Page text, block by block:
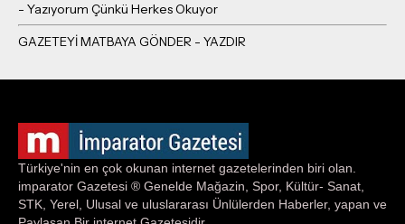
- Yazıyorum Çünkü Herkes Okuyor
Türkiye'nin en çok okunan internet gazetelerinden biri olan.
imparator Gazetesi ® Genelde Mağazin, Spor, Kültür- Sanat,
STK, Yerel, Ulusal ve uluslararası Ünlülerden Haberler, yapan ve